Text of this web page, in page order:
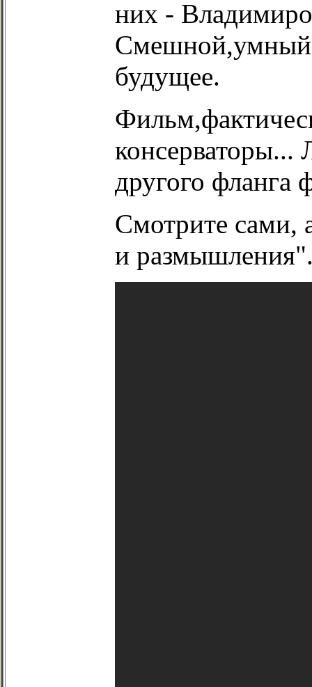
них -
Смешной,умный,
будущее.
консерваторы...
другого фланга
Смотрите сами,
и